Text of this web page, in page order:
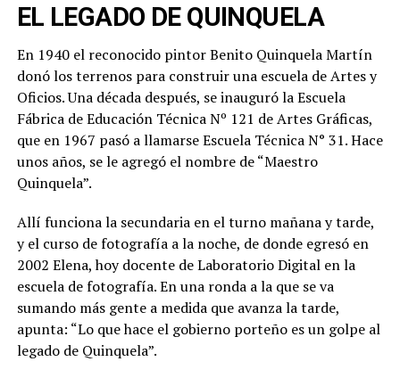
EL LEGADO DE QUINQUELA
En 1940 el reconocido pintor Benito Quinquela Martín
donó los terrenos para construir una escuela de Artes y
Oficios. Una década después, se inauguró la Escuela
Fábrica de Educación Técnica Nº 121 de Artes Gráficas,
que en 1967 pasó a llamarse Escuela Técnica N° 31. Hace
unos años, se le agregó el nombre de “Maestro
Quinquela”.
Allí funciona la secundaria en el turno mañana y tarde,
y el curso de fotografía a la noche, de donde egresó en
2002 Elena, hoy docente de Laboratorio Digital en la
escuela de fotografía. En una ronda a la que se va
sumando más gente a medida que avanza la tarde,
apunta: “Lo que hace el gobierno porteño es un golpe al
legado de Quinquela”.